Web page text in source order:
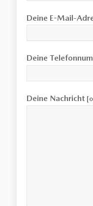
Deine E-Mail-
Deine
Deine Nachricht